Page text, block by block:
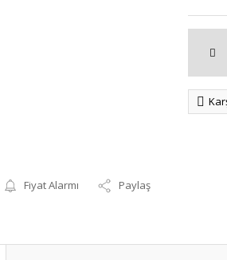
Fiyat Alarmı Paylaş